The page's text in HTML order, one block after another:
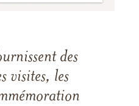
des
visites, les